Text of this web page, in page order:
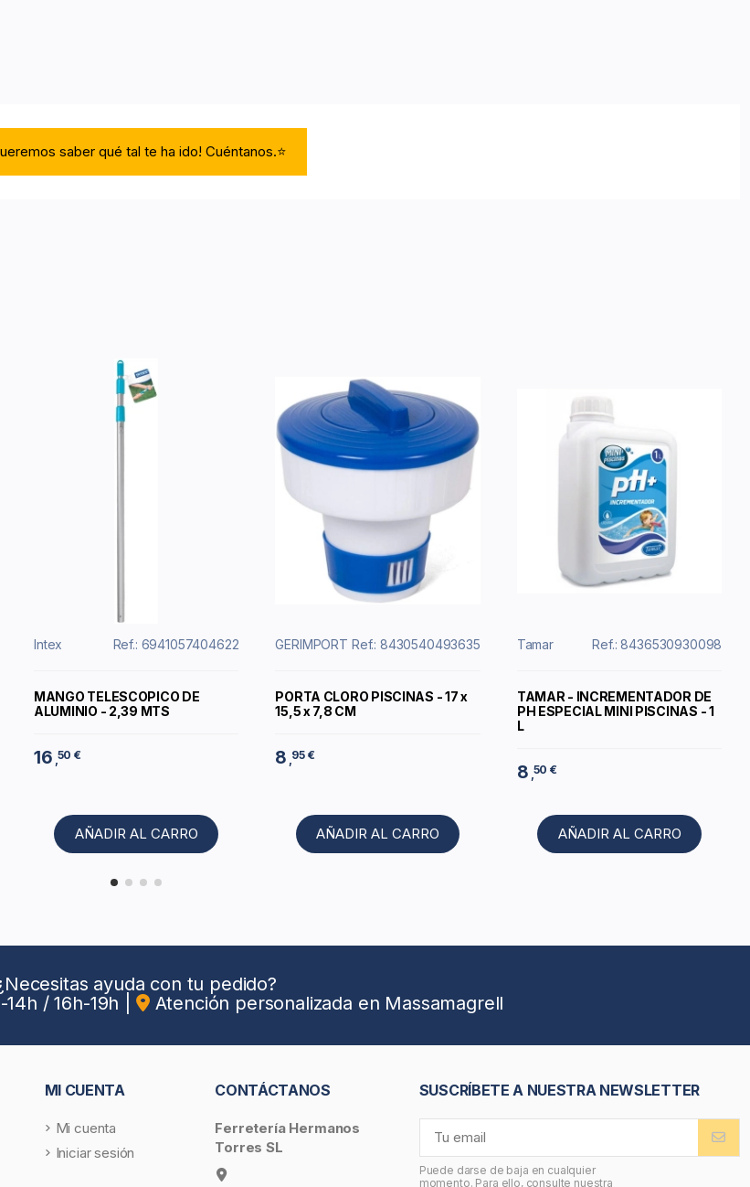
saber qué tal te ha ido! Cuéntanos.⭐
Intex Ref.: 6941057404622
MANGO TELESCOPICO DE
ALUMINIO - 2,39 MTS
16 ,50 €
AÑADIR AL CARRO
GERIMPORT Ref.: 8430540493635
PORTA CLORO PISCINAS - 17 x
15,5 x 7,8 CM
8 ,95 €
AÑADIR AL CARRO
Tamar Ref.: 8436530930098
TAMAR - INCREMENTADOR DE
PH ESPECIAL MINI PISCINAS - 1
L
8 ,50 €
AÑADIR AL CARRO
ayuda con tu pedido?
/ 16h-19h Atención personalizada en Massamagrell
MI CUENTA
Mi cuenta
Iniciar sesión
CONTÁCTANOS
Ferretería Hermanos
Torres SL
SUSCRÍBETE A NUESTRA NEWSLETTER
Puede darse de baja en cualquier
momento. Para ello, consulte nuestra